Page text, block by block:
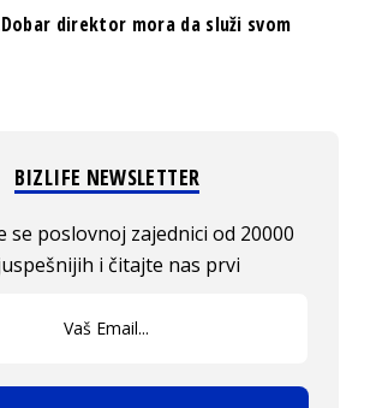
direktor mora da služi svom
BIZLIFE NEWSLETTER
se poslovnoj zajednici od 20000
i čitajte nas prvi